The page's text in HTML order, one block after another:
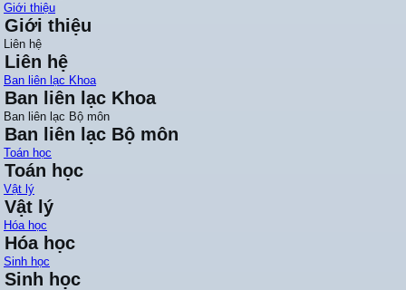
Giới thiệu
Giới thiệu
Liên hệ
Liên hệ
Ban liên lạc Khoa
Ban liên lạc Khoa
Ban liên lạc Bộ môn
Ban liên lạc Bộ môn
Toán học
Toán học
Vật lý
Vật lý
Hóa học
Hóa học
Sinh học
Sinh học